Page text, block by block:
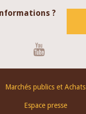
?
Marchés publics et Achats
Espace presse